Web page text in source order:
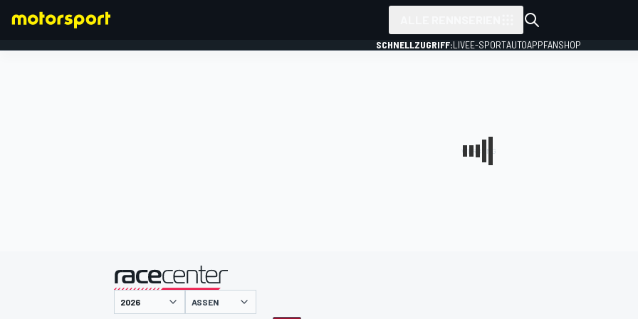
SCHNELLZUGRIFF:LIVEE-SPORTAUTOAPPFANSHOP
ASSEN